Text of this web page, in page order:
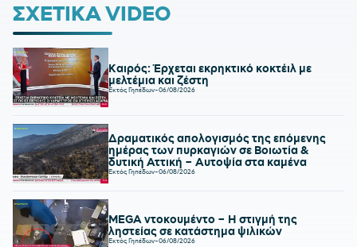
ΣΧΕΤΙΚΑ VIDEO
Καιρός: Έρχεται εκρηκτικό κοκτέιλ με
μελτέμια και ζέστη
Εκτός Γηπέδων-06/08/2026
Δραματικός απολογισμός της επόμενης
ημέρας των πυρκαγιών σε Βοιωτία &
δυτική Αττική – Αυτοψία στα καμένα
Εκτός Γηπέδων-06/08/2026
MEGA ντοκουμέντο – Η στιγμή της
ληστείας σε κατάστημα ψιλικών
Εκτός Γηπέδων-06/08/2026